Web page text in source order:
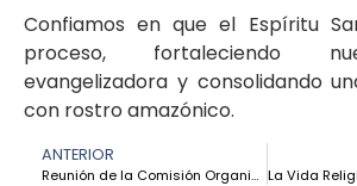
Confiamos en que el Espíritu
proceso, fortaleciendo
evangelizadora y consolidando
con rostro amazónico.
ANTERIOR
Reunión de la Comisión Organizadora del Encuentro de Obispos de la Amazonía